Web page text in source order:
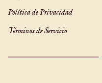
Política de Privacidad
Términos de Servicio